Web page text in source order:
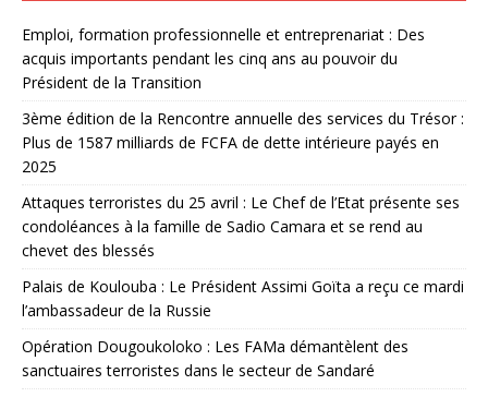
Emploi, formation professionnelle et entreprenariat : Des
acquis importants pendant les cinq ans au pouvoir du
Président de la Transition
3ème édition de la Rencontre annuelle des services du Trésor :
Plus de 1587 milliards de FCFA de dette intérieure payés en
2025
Attaques terroristes du 25 avril : Le Chef de l’Etat présente ses
condoléances à la famille de Sadio Camara et se rend au
chevet des blessés
Palais de Koulouba : Le Président Assimi Goïta a reçu ce mardi
l’ambassadeur de la Russie
Opération Dougoukoloko : Les FAMa démantèlent des
sanctuaires terroristes dans le secteur de Sandaré